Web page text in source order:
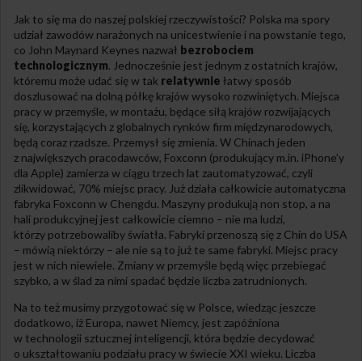
Jak to się ma do naszej polskiej rzeczywistości? Polska ma spory
udział zawodów narażonych na unicestwienie i na powstanie tego,
co John Maynard Keynes nazwał bezrobociem
technologicznym. Jednocześnie jest jednym z ostatnich krajów,
któremu może udać się w tak relatywnie łatwy sposób
doszlusować na dolną półkę krajów wysoko rozwiniętych. Miejsca
pracy w przemyśle, w montażu, będące siłą krajów rozwijających
się, korzystających z globalnych rynków firm międzynarodowych,
będą coraz rzadsze. Przemysł się zmienia. W Chinach jeden
z największych pracodawców, Foxconn (produkujący m.in. iPhone’y
dla Apple) zamierza w ciągu trzech lat zautomatyzować, czyli
zlikwidować, 70% miejsc pracy. Już działa całkowicie automatyczna
fabryka Foxconn w Chengdu. Maszyny produkują non stop, a na
hali produkcyjnej jest całkowicie ciemno – nie ma ludzi,
którzy potrzebowaliby światła. Fabryki przenoszą się z Chin do USA
– mówią niektórzy – ale nie są to już te same fabryki. Miejsc pracy
jest w nich niewiele. Zmiany w przemyśle będą więc przebiegać
szybko, a w ślad za nimi spadać będzie liczba zatrudnionych.
Na to też musimy przygotować się w Polsce, wiedząc jeszcze
dodatkowo, iż Europa, nawet Niemcy, jest zapóźniona
w technologii sztucznej inteligencji, która będzie decydować
o ukształtowaniu podziału pracy w świecie XXI wieku. Liczba